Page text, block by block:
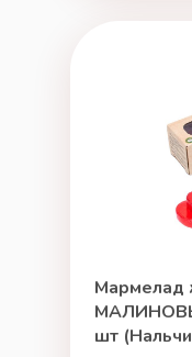
Мармелад
шт